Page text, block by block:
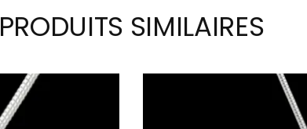
PRODUITS SIMILAIRES